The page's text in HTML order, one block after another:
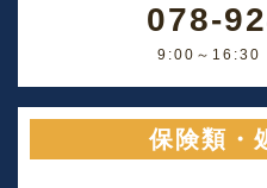
078-
9:00～16:30
保険類・